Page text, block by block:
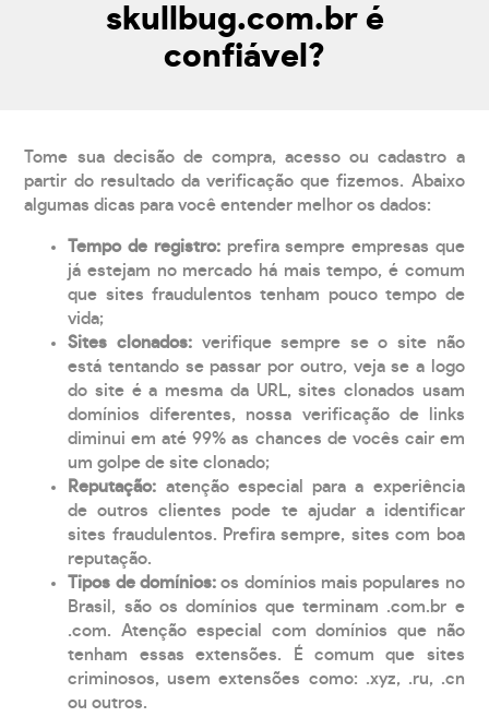
skullbug.com.br é
confiável?
Tome sua decisão de compra, acesso ou cadastro a
partir do resultado da verificação que fizemos. Abaixo
algumas dicas para você entender melhor os dados:
Tempo de registro: prefira sempre empresas que
já estejam no mercado há mais tempo, é comum
que sites fraudulentos tenham pouco tempo de
vida;
Sites clonados: verifique sempre se o site não
está tentando se passar por outro, veja se a logo
do site é a mesma da URL, sites clonados usam
domínios diferentes, nossa verificação de links
diminui em até 99% as chances de vocês cair em
um golpe de site clonado;
Reputação: atenção especial para a experiência
de outros clientes pode te ajudar a identificar
sites fraudulentos. Prefira sempre, sites com boa
reputação.
Tipos de domínios:os domínios mais populares no
Brasil, são os domínios que terminam .com.br e
.com. Atenção especial com domínios que não
tenham essas extensões. É comum que sites
criminosos, usem extensões como: .xyz, .ru, .cn
ou outros.